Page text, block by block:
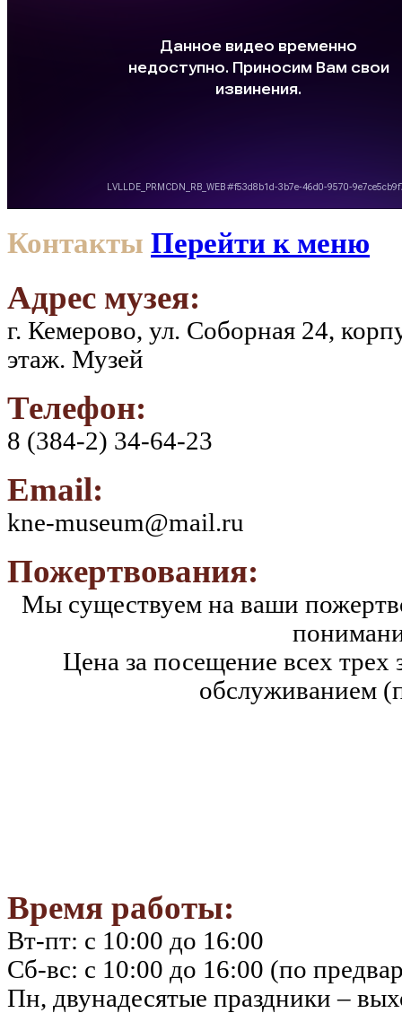
Контакты Перейти к меню
Адрес музея:
г. Кемерово, ул. Соборная 24,
этаж. Музей
Телефон:
8 (384-2) 34-64-23
Email:
kne-museum@mail.ru
Пожертвования:
Мы существуем на ваши
Цена за посещение всех трех
обслуживанием
Время работы:
Вт-пт: с 10:00 до 16:00
Сб-вс: с 10:00 до 16:00 (по
Пн, двунадесятые праздники –